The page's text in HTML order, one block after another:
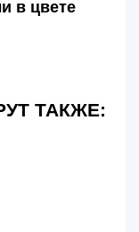
в цвете
ТАКЖЕ: